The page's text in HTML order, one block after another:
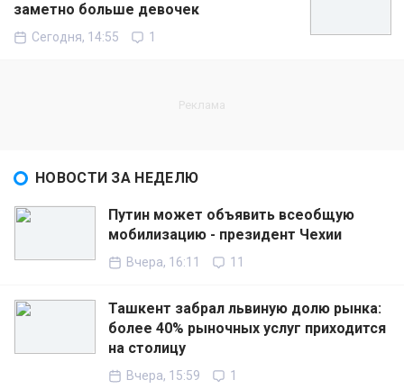
заметно больше девочек
Сегодня, 14:55 1
НОВОСТИ ЗА НЕДЕЛЮ
Путин может объявить всеобщую
мобилизацию - президент Чехии
Вчера, 16:11 11
Ташкент забрал львиную долю рынка:
более 40% рыночных услуг приходится
на столицу
Вчера, 15:59 1